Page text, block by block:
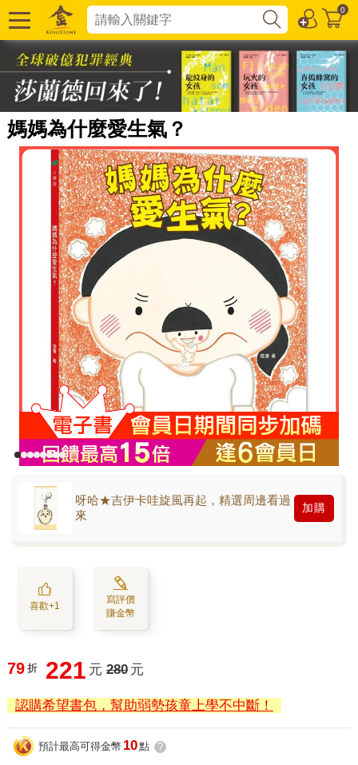
0
媽媽為什麼愛生氣？
呀哈★吉伊卡哇旋風再起，精選周邊看過
來
加購
喜歡+1
寫評價
賺金幣
79 折 221 元 280 元
認購希望書包，幫助弱勢孩童上學不中斷！
預計最高可得金幣 10點 ?